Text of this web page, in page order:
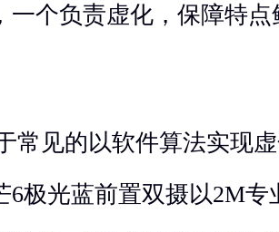
一个负责虚化，保障特
常见的以软件算法实现
6极光蓝前置双摄以2M